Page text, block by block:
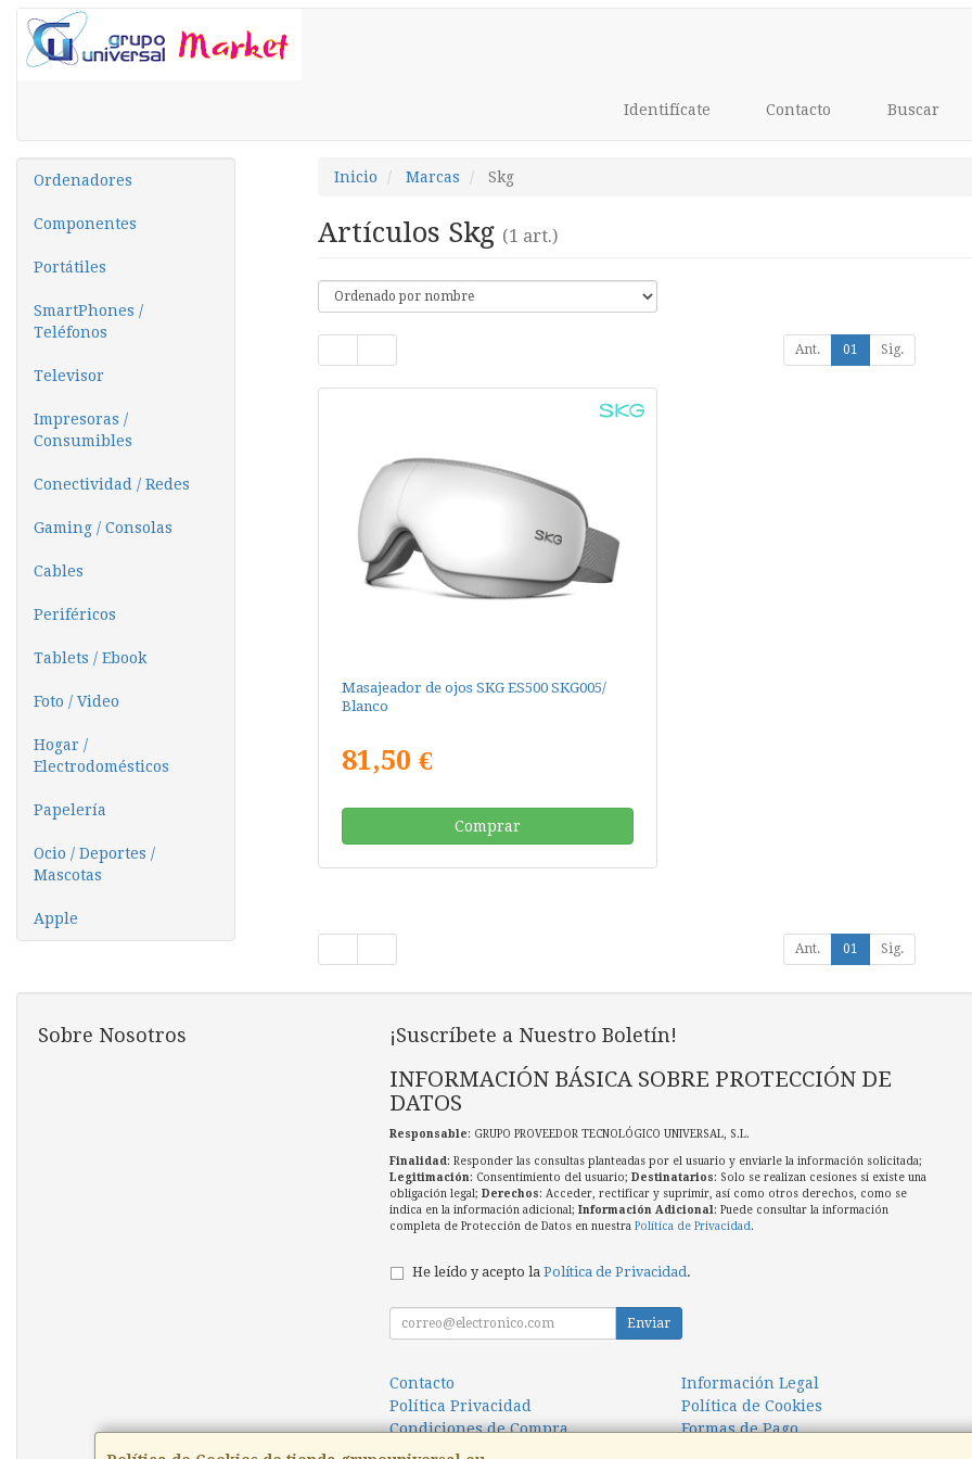
Identifícate Contacto Buscar
Ordenadores
Componentes
Portátiles
SmartPhones /
Teléfonos
Televisor
Impresoras /
Consumibles
Conectividad / Redes
Gaming / Consolas
Cables
Periféricos
Tablets / Ebook
Foto / Video
Hogar /
Electrodomésticos
Papelería
Ocio / Deportes /
Mascotas
Apple
Inicio Marcas Skg
Artículos Skg (1 art.)
Ant. 01 Sig.
Masajeador de ojos SKG ES500 SKG005/
Blanco
81,50 €
Comprar
Ant. 01 Sig.
Sobre Nosotros ¡Suscríbete a Nuestro Boletín!
INFORMACIÓN BÁSICA SOBRE PROTECCIÓN DE
DATOS
Responsable: GRUPO PROVEEDOR TECNOLÓGICO UNIVERSAL, S.L.
Finalidad : Responder las consultas planteadas por el usuario y enviarle la información solicitada;
Legitimación: Consentimiento del usuario; Destinatarios: Solo se realizan cesiones si existe una
obligación legal; Derechos: Acceder, rectificar y suprimir, así como otros derechos, como se
indica en la información adicional; Información Adicional : Puede consultar la información
completa de Protección de Datos en nuestra Política de Privacidad .
He leído y acepto la Política de Privacidad.
Enviar
Contacto
Información Legal
Política Privacidad
Política de Cookies
Condiciones de Compra
Formas de Pago